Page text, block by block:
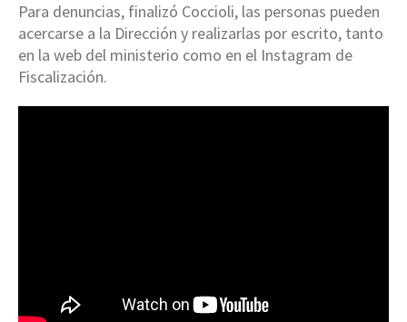
Para denuncias, finalizó Coccioli, las personas pueden
acercarse a la Dirección y realizarlas por escrito, tanto
en la web del ministerio como en el Instagram de
Fiscalización.